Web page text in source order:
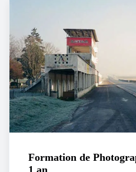
Formation de
1 an